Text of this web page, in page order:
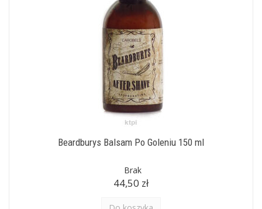
Beardburys Balsam Po Goleniu 150 ml
Brak
44,50 zł